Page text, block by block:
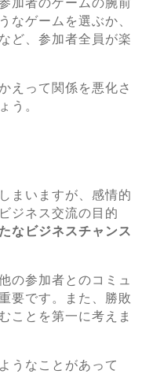
加者のゲームの腕前
なゲームを選ぶか、
ど、参加者全員が楽
えって関係を悪化さ
う。
まいますが、感情的
ジネス交流の目的
なビジネスチャンス
の参加者とのコミュ
要です。また、勝敗
ことを第一に考えま
うなことがあって